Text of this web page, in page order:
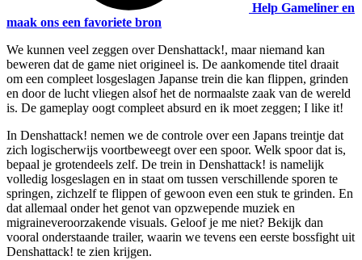
Help Gameliner en
maak ons een favoriete bron
We kunnen veel zeggen over Denshattack!, maar niemand kan
beweren dat de game niet origineel is. De aankomende titel draait
om een compleet losgeslagen Japanse trein die kan flippen, grinden
en door de lucht vliegen alsof het de normaalste zaak van de wereld
is. De gameplay oogt compleet absurd en ik moet zeggen; I like it!
In Denshattack! nemen we de controle over een Japans treintje dat
zich logischerwijs voortbeweegt over een spoor. Welk spoor dat is,
bepaal je grotendeels zelf. De trein in Denshattack! is namelijk
volledig losgeslagen en in staat om tussen verschillende sporen te
springen, zichzelf te flippen of gewoon even een stuk te grinden. En
dat allemaal onder het genot van opzwepende muziek en
migraineveroorzakende visuals. Geloof je me niet? Bekijk dan
vooral onderstaande trailer, waarin we tevens een eerste bossfight uit
Denshattack! te zien krijgen.